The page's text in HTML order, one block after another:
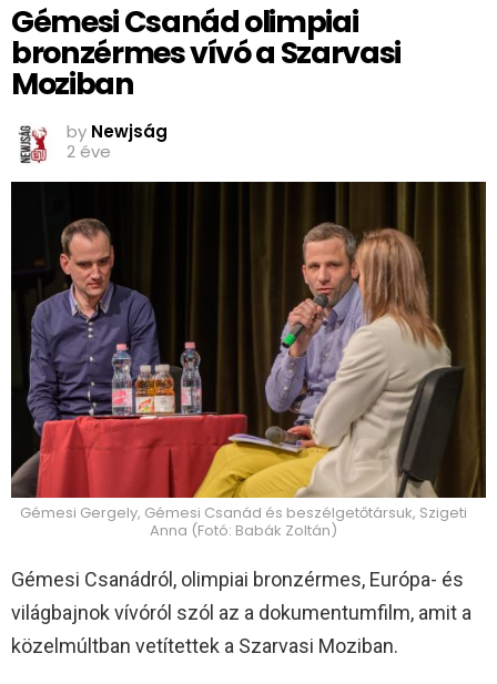
Gémesi Csanád olimpiai
bronzérmes vívó a Szarvasi
Moziban
by Newjság
2 éve
Gémesi Gergely, Gémesi Csanád és beszélgetőtársuk, Szigeti
Anna (Fotó: Babák Zoltán)
Gémesi Csanádról, olimpiai bronzérmes, Európa- és
világbajnok vívóról szól az a dokumentumfilm, amit a
közelmúltban vetítettek a Szarvasi Moziban.